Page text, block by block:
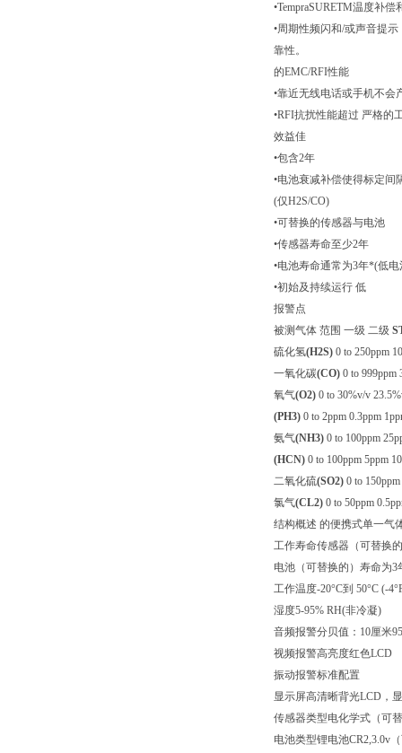
•TempraSURETM温度补偿
•周期性频闪和/或声音提示
靠性。
的EMC/RFI性能
•靠近无线电话或手机不会
•RFI抗扰性能超过 严格的
效益佳
•包含2年
•电池衰减补偿使得标定间
(仅H2S/CO)
•可替换的传感器与电池
•传感器寿命至少2年
•电池寿命通常为3年*(低
•初始及持续运行 低
报警点
被测气体 范围 一级 二级
硫化氢(H2S) 0 to 250ppm
一氧化碳(CO) 0 to 999ppm
氧气(O2) 0 to 30%v/v
(PH3) 0 to 2ppm 0.3ppm
氨气(NH3) 0 to 100ppm
(HCN) 0 to 100ppm 5ppm
二氧化硫(SO2) 0 to
氯气(CL2) 0 to 50ppm
结构概述 的便携式单一气
工作寿命传感器（可替换
电池（可替换的）寿命为3
工作温度-20°C到 50°C (-
湿度5-95% RH(非冷凝)
音频报警分贝值：10厘米
视频报警高亮度红色LCD
振动报警标准配置
显示屏高清晰背光LCD，
传感器类型电化学式（可
电池类型锂电池CR2,3.0v